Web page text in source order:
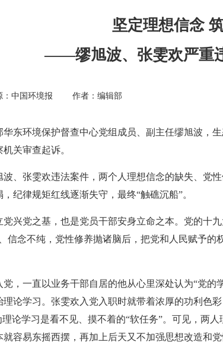
坚定理想信念
——缪旭波、张雯欢严重
：中国环境报 作者：编辑部
环境保护督查中心党组成员、副主任缪旭波，
关审查起诉。
张雯欢违法案件，两个人理想信念的缺失、党
纪律规矩红线逐渐失守，最终“触礁沉船”。
党之基，也是党员干部安身立命之本。党的十九
信念不纯，党性修养抛诸脑后，把党和人民赋予
一直以业务干部自居的他从心里深处认为“党的
论学习。张雯欢入党入职时就带着浓厚的功利色
理论学习是看不见、摸不着的“软任务”。可见，两
就容易东摇西摆，再加上后天又不加强思想改造和